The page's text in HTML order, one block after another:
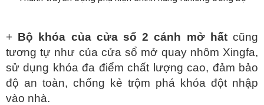
+ Bộ khóa của cửa sổ 2 cánh mở hấtcũng
tương tự như của cửa sổ mở quay nhôm Xingfa,
sử dụng khóa đa điểm chất lượng cao, đảm bảo
độ an toàn, chống kẻ trộm phá khóa đột nhập
vào nhà.